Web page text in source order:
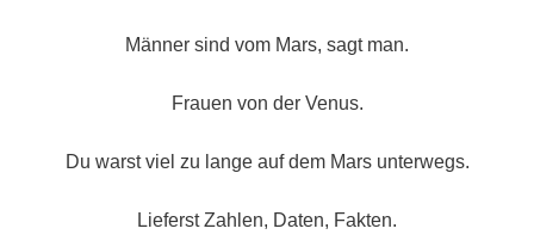
Männer sind vom Mars, sagt man.
Frauen von der Venus.
Du warst viel zu lange auf dem Mars unterwegs.
Lieferst Zahlen, Daten, Fakten.